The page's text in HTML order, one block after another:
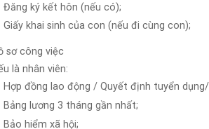
Đăng ký kết hôn (nếu có);
Giấy khai sinh của con (nếu đi cùng con);
sơ công việc
là nhân viên:
Hợp đồng lao động / Quyết định tuyển
Bảng lương 3 tháng gần nhất;
Bảo hiểm xã hội;